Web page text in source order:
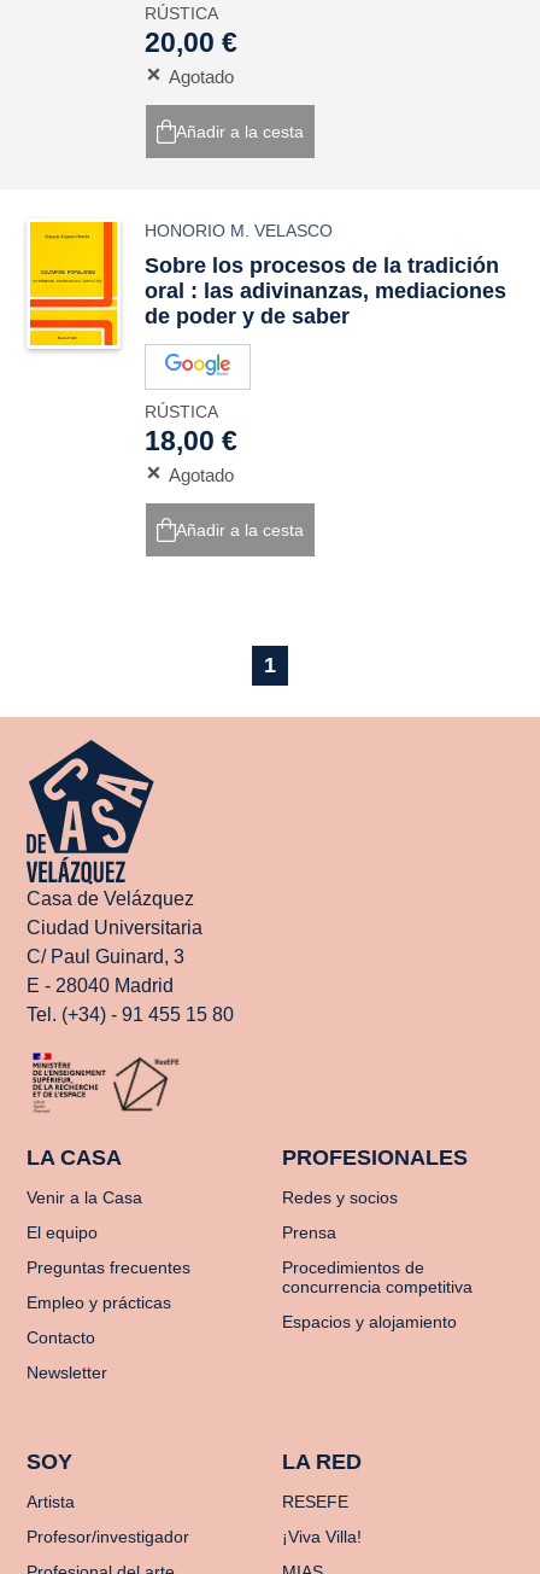
RÚSTICA
20,00 €
Agotado
Añadir a la cesta
HONORIO M. VELASCO
Sobre los procesos de la tradición
oral : las adivinanzas, mediaciones
de poder y de saber
RÚSTICA
18,00 €
Agotado
Añadir a la cesta
1
Casa de Velázquez
Ciudad Universitaria
C/ Paul Guinard, 3
E - 28040 Madrid
Tel. (+34) - 91 455 15 80
LA CASA
Venir a la Casa
El equipo
Preguntas frecuentes
Empleo y prácticas
Contacto
Newsletter
PROFESIONALES
Redes y socios
Prensa
Procedimientos de
concurrencia competitiva
Espacios y alojamiento
SOY
Artista
Profesor/investigador
LA RED
RESEFE
¡Viva Villa!